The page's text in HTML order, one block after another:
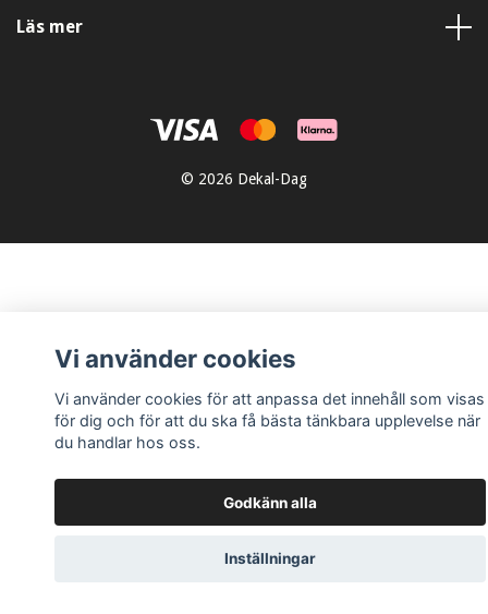
Läs mer
© 2026 Dekal-Dag
Vi använder cookies
Vi använder cookies för att anpassa det innehåll som visas
för dig och för att du ska få bästa tänkbara upplevelse när
du handlar hos oss.
Godkänn alla
Inställningar